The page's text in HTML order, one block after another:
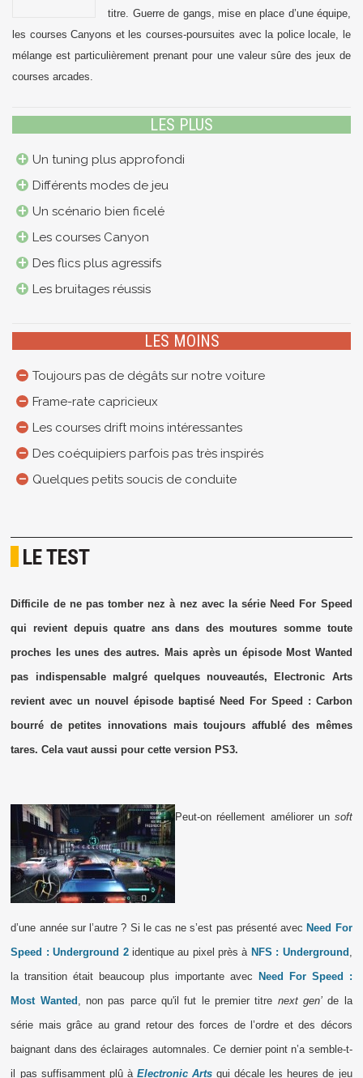
titre. Guerre de gangs, mise en place d’une équipe,
les courses Canyons et les courses-poursuites avec la police locale, le
mélange est particulièrement prenant pour une valeur sûre des jeux de
courses arcades.
LES PLUS
Un tuning plus approfondi
Différents modes de jeu
Un scénario bien ficelé
Les courses Canyon
Des flics plus agressifs
Les bruitages réussis
LES MOINS
Toujours pas de dégâts sur notre voiture
Frame-rate capricieux
Les courses drift moins intéressantes
Des coéquipiers parfois pas très inspirés
Quelques petits soucis de conduite
LE TEST
Difficile de ne pas tomber nez à nez avec la série Need For Speed
qui revient depuis quatre ans dans des moutures somme toute
proches les unes des autres. Mais après un épisode Most Wanted
pas indispensable malgré quelques nouveautés, Electronic Arts
revient avec un nouvel épisode baptisé Need For Speed : Carbon
bourré de petites innovations mais toujours affublé des mêmes
tares. Cela vaut aussi pour cette version PS3.
Peut-on réellement améliorer unsoft
d’une année sur l’autre ? Si le cas ne s’est pas présenté avec Need For
Speed : Underground 2identique au pixel près à NFS : Underground
la transition était beaucoup plus importante avec
Need For Speed :
Most Wanted
, non pas parce qu'il fut le premier titre next gen’de la
série mais grâce au grand retour des forces de l’ordre et des décors
baignant dans des éclairages automnales. Ce dernier point n’a semble-t-
il pas suffisamment plû à Electronic Arts qui décale les heures de jeu